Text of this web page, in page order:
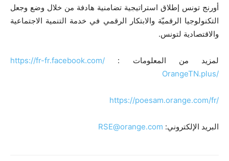
أورنج تونس إطلاق استراتيجية تضامنية هادفة من خلال وضع وجعل
التكنولوجيا الرقميّة والابتكار الرقمي في خدمة التنمية الاجتماعية
والاقتصادية لتونس.
لمزيد من المعلومات : https://fr-fr.facebook.com/
OrangeTN.plus/
https://poesam.orange.com/fr/
البريد الإلكتروني: RSE@orange.com